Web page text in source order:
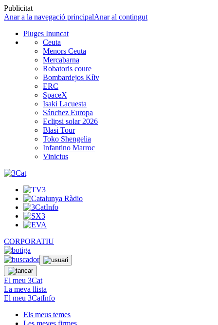
Publicitat
Anar a la navegació principalAnar al contingut
Pluges Inuncat
Ceuta
Menors Ceuta
Mercabarna
Robatoris coure
Bombardejos Kíiv
ERC
SpaceX
Isaki Lacuesta
Sánchez Europa
Eclipsi solar 2026
Blasi Tour
Toko Shengelia
Infantino Marroc
Vinicius
CORPORATIU
El meu 3Cat
La meva llista
El meu 3CatInfo
Els meus temes
Les meves firmes